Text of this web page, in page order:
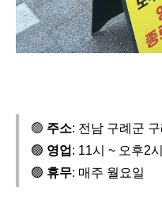
🟢 주소: 전남 구례군
🟢 영업 : 11시 ~ 오후2시
🟢 휴무: 매주 월요일